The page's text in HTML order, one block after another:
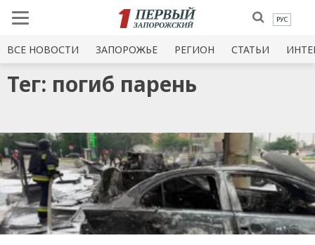
РУС
ВСЕ НОВОСТИ ЗАПОРОЖЬЕ РЕГИОН СТАТЬИ
Тег: погиб парень